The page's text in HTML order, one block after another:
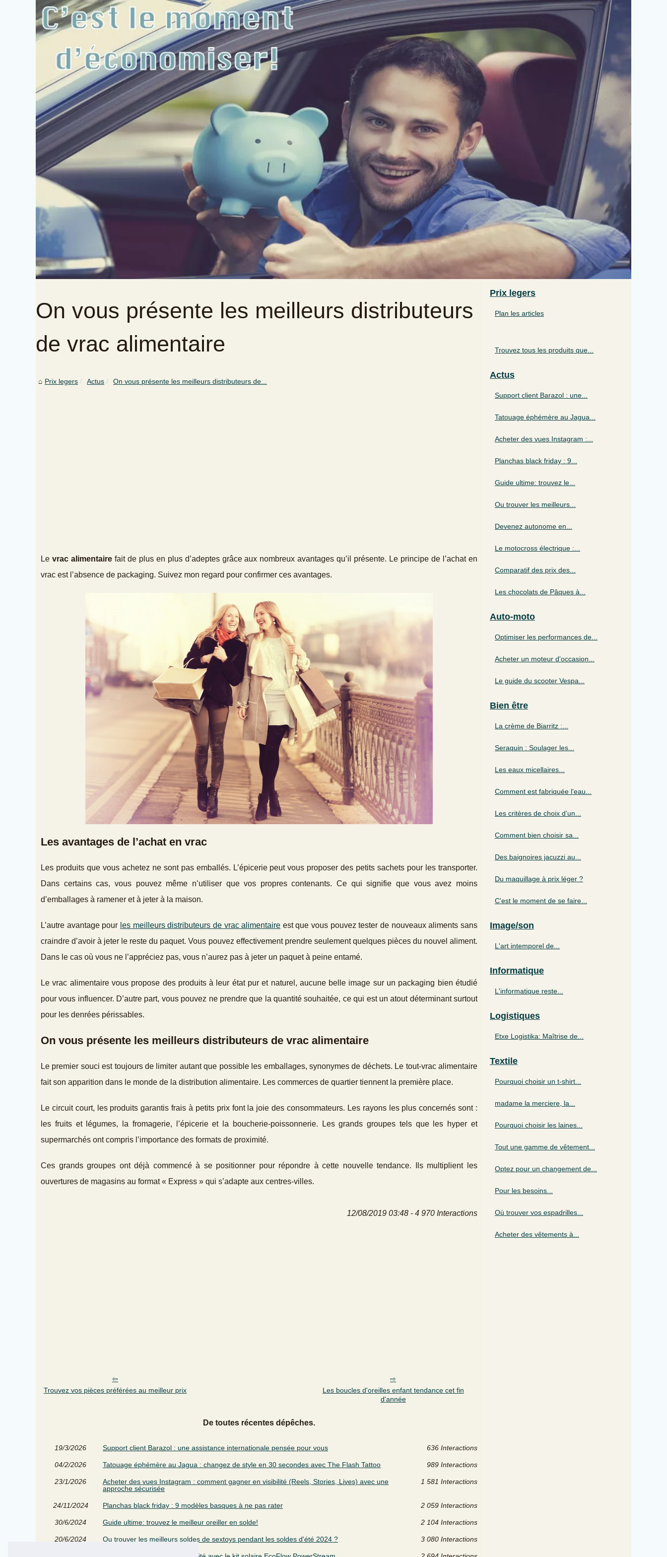
On vous présente les meilleurs distributeurs
de vrac alimentaire
Prix legers Actus On vous présente les meilleurs distributeurs de...
Le vrac alimentairefait de plus en plus d’adeptes grâce aux nombreux avantages qu’il présente. Le principe de l’achat en
vrac est l’absence de packaging. Suivez mon regard pour confirmer ces avantages.
Les avantages de l’achat en vrac
Les produits que vous achetez ne sont pas emballés. L’épicerie peut vous proposer des petits sachets pour les transporter.
Dans certains cas, vous pouvez même n’utiliser que vos propres contenants. Ce qui signifie que vous avez moins
d’emballages à ramener et à jeter à la maison.
L’autre avantage pour les meilleurs distributeurs de vrac alimentaire est que vous pouvez tester de nouveaux aliments sans
craindre d’avoir à jeter le reste du paquet. Vous pouvez effectivement prendre seulement quelques pièces du nouvel aliment.
Dans le cas où vous ne l’appréciez pas, vous n’aurez pas à jeter un paquet à peine entamé.
Le vrac alimentaire vous propose des produits à leur état pur et naturel, aucune belle image sur un packaging bien étudié
pour vous influencer. D’autre part, vous pouvez ne prendre que la quantité souhaitée, ce qui est un atout déterminant surtout
pour les denrées périssables.
On vous présente les meilleurs distributeurs de vrac alimentaire
Le premier souci est toujours de limiter autant que possible les emballages, synonymes de déchets. Le tout-vrac alimentaire
fait son apparition dans le monde de la distribution alimentaire. Les commerces de quartier tiennent la première place.
Le circuit court, les produits garantis frais à petits prix font la joie des consommateurs. Les rayons les plus concernés sont :
les fruits et légumes, la fromagerie, l’épicerie et la boucherie-poissonnerie. Les grands groupes tels que les hyper et
supermarchés ont compris l’importance des formats de proximité.
Ces grands groupes ont déjà commencé à se positionner pour répondre à cette nouvelle tendance. Ils multiplient les
ouvertures de magasins au format « Express » qui s’adapte aux centres-villes.
12/08/2019 03:48 - 4 970 Interactions
Trouvez vos pièces préférées au meilleur prix
Les boucles d'oreilles enfant tendance cet fin
d'année
De toutes récentes dépêches.
19/3/2026 Support client Barazol : une assistance internationale pensée pour vous 636 Interactions
04/2/2026 Tatouage éphémère au Jagua : changez de style en 30 secondes avec The Flash Tattoo 989 Interactions
23/1/2026
Acheter des vues Instagram : comment gagner en visibilité (Reels, Stories, Lives) avec une
approche sécurisée
1 581 Interactions
24/11/2024 Planchas black friday : 9 modèles basques à ne pas rater 2 059 Interactions
30/6/2024 Guide ultime: trouvez le meilleur oreiller en solde! 2 104 Interactions
20/6/2024 Ou trouver les meilleurs soldes de sextoys pendant les soldes d'été 2024 ? 3 080 Interactions
Prix legers
Plan les articles
Trouvez tous les produits que...
Actus
Support client Barazol : une...
Tatouage éphémère au Jagua...
Acheter des vues Instagram :...
Planchas black friday : 9...
Guide ultime: trouvez le...
Ou trouver les meilleurs...
Devenez autonome en...
Le motocross électrique :...
Comparatif des prix des...
Les chocolats de Pâques à...
Auto-moto
Optimiser les performances de...
Acheter un moteur d'occasion...
Le guide du scooter Vespa...
Bien être
La crème de Biarritz :...
Seraquin : Soulager les...
Les eaux micellaires...
Comment est fabriquée l'eau...
Les critères de choix d’un...
Comment bien choisir sa...
Des baignoires jacuzzi au...
Du maquillage à prix léger ?
C'est le moment de se faire...
Image/son
L'art intemporel de...
Informatique
L'informatique reste...
Logistiques
Etxe Logistika: Maîtrise de...
Textile
Pourquoi choisir un t-shirt...
madame la merciere, la...
Pourquoi choisir les laines...
Tout une gamme de vêtement...
Optez pour un changement de...
Pour les besoins...
Où trouver vos espadrilles...
Acheter des vêtements à...